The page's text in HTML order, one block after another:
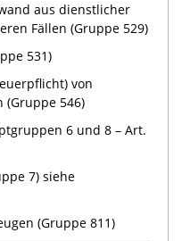
aus dienstlicher
Fällen (Gruppe 529)
531)
von
(Gruppe 546)
6 und 8 – Art.
7) siehe
(Gruppe 811)